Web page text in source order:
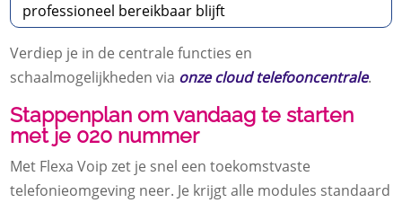
professioneel bereikbaar blijft
Verdiep je in de centrale functies en
schaalmogelijkheden via onze cloud telefooncentrale.​
Stappenplan om vandaag te starten
met je 020 nummer
Met Flexa Voip zet je snel een toekomstvaste
telefonieomgeving neer.​ Je krijgt alle modules standaard